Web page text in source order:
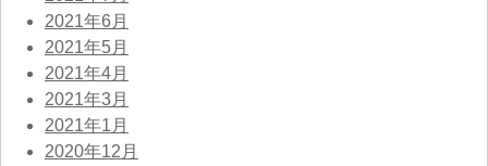
2021年6月
2021年5月
2021年4月
2021年3月
2021年1月
2020年12月